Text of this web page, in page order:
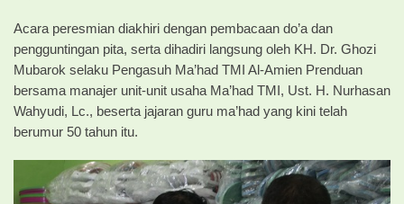
Acara peresmian diakhiri dengan pembacaan do’a dan
pengguntingan pita, serta dihadiri langsung oleh KH. Dr. Ghozi
Mubarok selaku Pengasuh Ma’had TMI Al-Amien Prenduan
bersama manajer unit-unit usaha Ma’had TMI, Ust. H. Nurhasan
Wahyudi, Lc., beserta jajaran guru ma’had yang kini telah
berumur 50 tahun itu.